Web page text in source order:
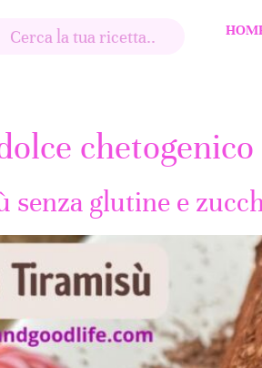
chetogenico
senza glutine e